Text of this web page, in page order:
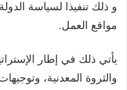
و ذلك تنفيذا لسياسة
مواقع العمل.
يأتي ذلك في إطار
والثروة المعدنية،